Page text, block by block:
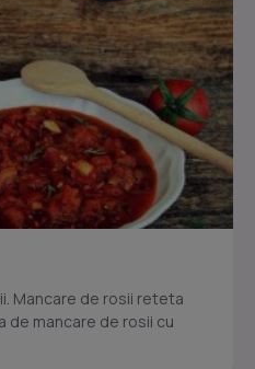
Mancare de rosii reteta
de mancare de rosii cu